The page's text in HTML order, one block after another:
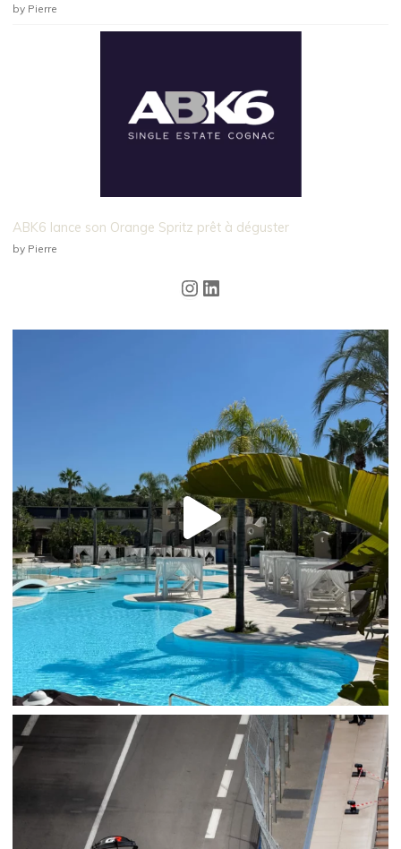
by Pierre
ABK6 lance son Orange Spritz prêt à déguster
by Pierre
Instagram
LinkedIn